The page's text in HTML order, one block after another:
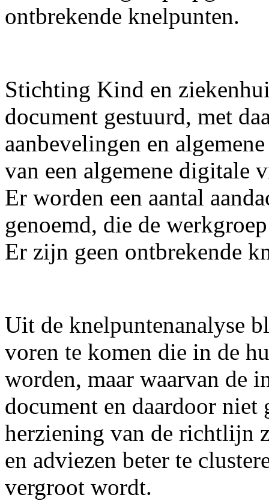
ontbrekende knelpunten.
Stichting Kind en
document gestuurd, met
aanbevelingen en
van een algemene digitale
Er worden een aantal
genoemd, die de
Er zijn geen ontbrekende
Uit de knelpuntenanalyse
voren te komen die in de
worden, maar waarvan de
document en daardoor
herziening van de richtlijn
en adviezen beter te
vergroot wordt.